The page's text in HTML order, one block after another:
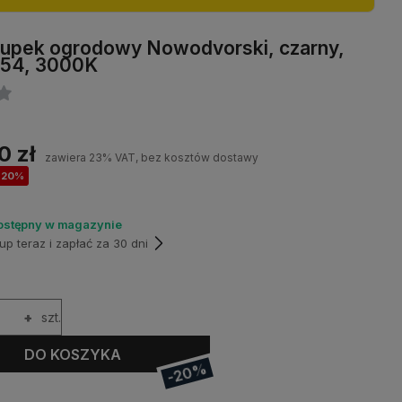
ogrodowy Nowodvorski, czarny,
3000K
zł zawiera 23% VAT, bez kosztów dostawy
w magazynie
teraz i zapłać za 30 dni
+ szt.
DO KOSZYKA
-20%